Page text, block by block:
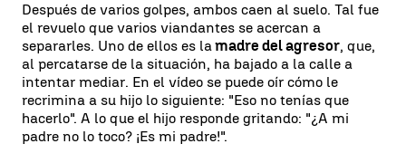
Después de varios golpes, ambos caen al suelo. Tal fue
el revuelo que varios viandantes se acercan a
separarles. Uno de ellos es lamadre del agresor, que,
al percatarse de la situación, ha bajado a la calle a
intentar mediar. En el vídeo se puede oír cómo le
recrimina a su hijo lo siguiente: "Eso no tenías que
hacerlo". A lo que el hijo responde gritando: "¿A mi
padre no lo toco? ¡Es mi padre!".